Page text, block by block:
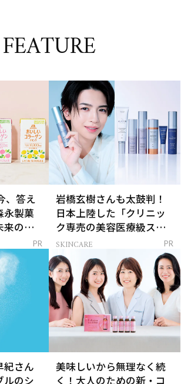
FEATURE
、答え
永製菓
来のキ
PR
岩橋玄樹さんも太鼓判！
日本上陸した「クリニッ
ク専売の美容医療級スキ
ンケア」
SKINCARE PR
紀さん
ルのシ
美味しいから無理なく続
く！大人のための新・コ